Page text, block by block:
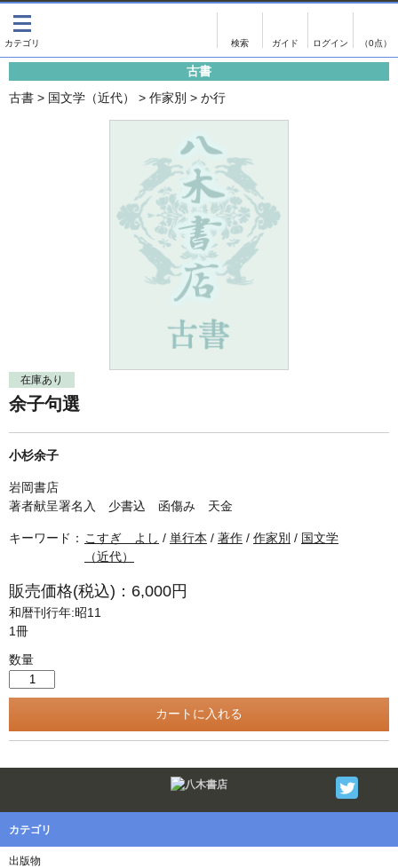
（0点）
影印資料
単行本◆日本語史
単行本◆美術
Ｗｅｂ版
美本なし
書誌学・目録
古書目録
画像がある商品のみ検索
古書
古書 > 国文学（近代） > 作家別 > か行
在庫あり
余子句選
小杉余子
岩岡書店
著者献呈署名入 少書込 函傷み 天金
キーワード： こすぎ よし / 単行本 / 著作 / 作家別 / 国文学
（近代）
販売価格(税込)：6,000円
和暦刊行年:昭11
1冊
数量
カテゴリ
出版物